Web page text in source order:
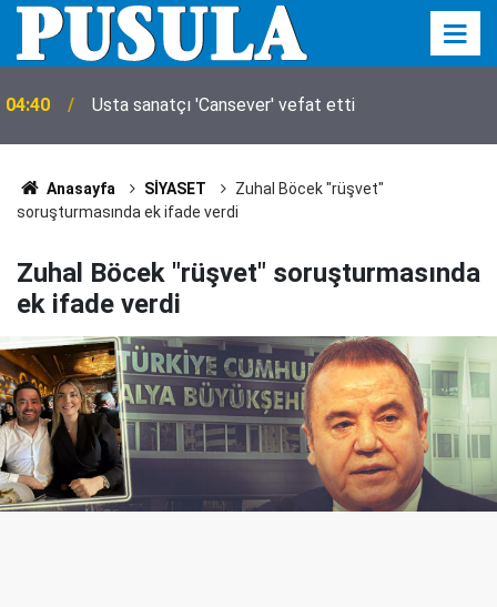
04:31 Arsenal'de Bruno Guimaraes mutluluğu
Anasayfa SİYASET
Zuhal Böcek "rüşvet"
soruşturmasında ek ifade verdi
Zuhal Böcek "rüşvet" soruşturmasında
ek ifade verdi